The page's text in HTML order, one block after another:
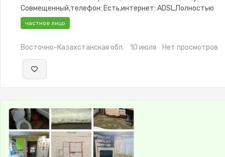
Совмещенный,телефон: Есть,интернет: ADSL,Полностью
меблирована,Полностью
частное лицо
Восточно-Казахстанская обл. 10 июля Нет просмотров